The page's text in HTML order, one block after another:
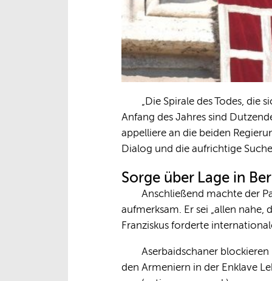
„Die Spirale des Todes, die
Anfang des Jahres sind
appelliere an die beiden
Dialog und die aufrichtige
Sorge über Lage in
Anschließend machte der
aufmerksam. Er sei „allen
Franziskus forderte
Aserbaidschaner
den Armeniern in der Enklave